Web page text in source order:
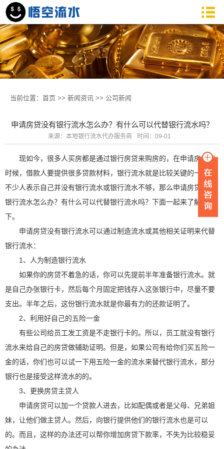
当前位置： 首页 >> 新闻资讯 >> 公司新闻
申请房贷没有银行流水怎么办？有什么可以代替银行流水吗？
来源：本地银行流水代办服务商 时间：09-01
现如今，很多人买房都是通过银行房贷来购房的，在申请房贷的
时候，借款人要提供很多贷款材料，银行流水就是比较关键的一项，
不少人表示自己并没有银行流水或银行流水不够，那么申请房贷没有
银行流水怎么办？有什么可以代替银行流水吗？下面一起来了解一
下。
申请房贷没有银行流水可以通过制造流水或其他相关证明来代替
银行流水：
1、人为制造银行流水
如果你的房贷不着急的话，你可以先提前半年准备银行流水。就
是自己办张银行卡，然后每个月固定把钱存入这张银行中，尽量不要
支出。半年之后，这份银行流水就是你最有力的还款证明了。
2、利用好自己的五险一金
有些公司给员工发工资是不走银行卡的。所以，员工就没有银行
流水来给自己的房贷做辅助证明。但是，如果公司有给你们买五险一
金的话，你们也可以试一下用五险一金的流水来替代银行流水，部分
银行也是接受这样流水的的。
3、更换房贷主贷人
申请房贷可以加一个贷款人进去，比如配偶或者是父母、兄弟姐
妹，让他们做主贷人。然后，向银行提供他们的银行流水也是可以
的。而且，这样的办法还可以帮你增加房贷下款率，不失为比较稳妥